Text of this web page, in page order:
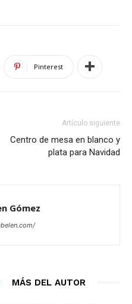
Pinterest
Artículo siguiente
Centro de mesa en blanco y
plata para Navidad
Gómez
MÁS DEL AUTOR